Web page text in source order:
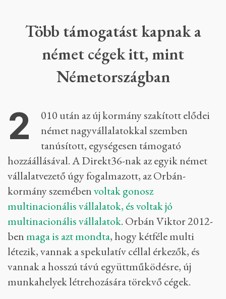
Több támogatást kapnak a
német cégek itt, mint
Németországban
2
010 után az új kormány szakított elődei
német nagyvállalatokkal szemben
tanúsított, egységesen támogató
hozzáállásával. A Direkt36-nak az egyik német
vállalatvezető úgy fogalmazott, az Orbán-
kormány szemébenvoltakgonosz
multinacionális vállalatok, és voltak jó
multinacionális vállalatok. Orbán Viktor 2012-
benmaga is azt mondta, hogy kétféle multi
létezik, vannak a spekulatív céllal érkezők, és
vannak a hosszú távú együttműködésre, új
munkahelyek létrehozására törekvő cégek.